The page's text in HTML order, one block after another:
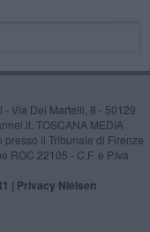
Via Dei Martelli, 8 - 50129
TOSCANA MEDIA
il Tribunale di Firenze
ROC 22105 - C.F. e P.Iva
| Privacy Nielsen